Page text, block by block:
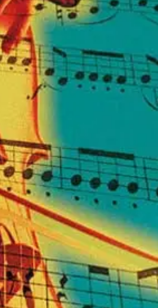
vergognosa,